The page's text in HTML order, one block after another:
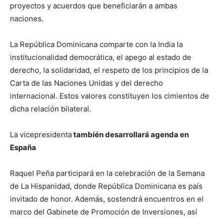
proyectos y acuerdos que beneficiarán a ambas
naciones.
La República Dominicana comparte con la India la
institucionalidad democrática, el apego al estado de
derecho, la solidaridad, el respeto de los principios de la
Carta de las Naciones Unidas y del derecho
internacional. Estos valores constituyen los cimientos de
dicha relación bilateral.
La vicepresidentatambíén desarrollará agenda en
España
Raquel Peña participará en la celebración de la Semana
de La Hispanidad, donde República Dominicana es país
invitado de honor. Además, sostendrá encuentros en el
marco del Gabinete de Promoción de Inversiones, así